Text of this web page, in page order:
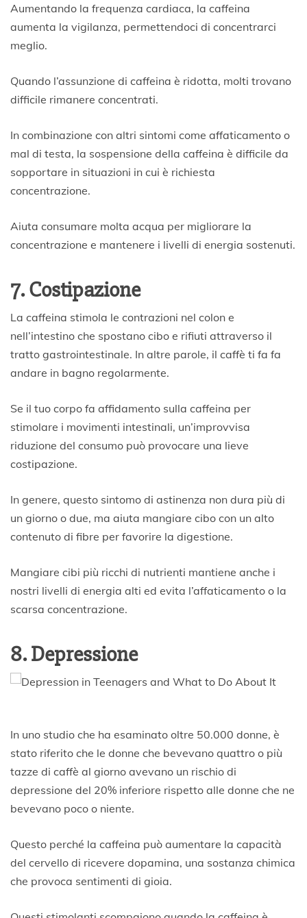
Aumentando la frequenza cardiaca, la caffeina
aumenta la vigilanza, permettendoci di concentrarci
meglio.
Quando l’assunzione di caffeina è ridotta, molti trovano
difficile rimanere concentrati.
In combinazione con altri sintomi come affaticamento o
mal di testa, la sospensione della caffeina è difficile da
sopportare in situazioni in cui è richiesta
concentrazione.
Aiuta consumare molta acqua per migliorare la
concentrazione e mantenere i livelli di energia sostenuti.
7. Costipazione
La caffeina stimola le contrazioni nel colon e
nell’intestino che spostano cibo e rifiuti attraverso il
tratto gastrointestinale. In altre parole, il caffè ti fa fa
andare in bagno regolarmente.
Se il tuo corpo fa affidamento sulla caffeina per
stimolare i movimenti intestinali, un’improvvisa
riduzione del consumo può provocare una lieve
costipazione.
In genere, questo sintomo di astinenza non dura più di
un giorno o due, ma aiuta mangiare cibo con un alto
contenuto di fibre per favorire la digestione.
Mangiare cibi più ricchi di nutrienti mantiene anche i
nostri livelli di energia alti ed evita l’affaticamento o la
scarsa concentrazione.
8. Depressione
In uno studio che ha esaminato oltre 50.000 donne, è
stato riferito che le donne che bevevano quattro o più
tazze di caffè al giorno avevano un rischio di
depressione del 20% inferiore rispetto alle donne che ne
bevevano poco o niente.
Questo perché la caffeina può aumentare la capacità
del cervello di ricevere dopamina, una sostanza chimica
che provoca sentimenti di gioia.